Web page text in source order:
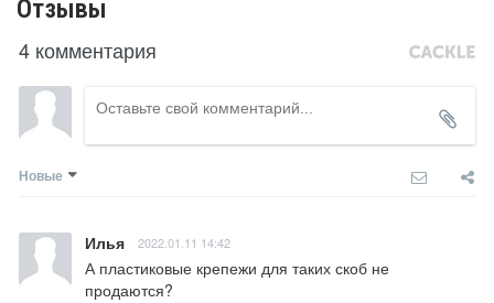
Отзывы
4 комментария
Новые
Илья 2022.01.11 14:42
А пластиковые крепежи для таких скоб не
продаются?